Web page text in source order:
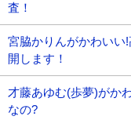
査！
宮脇かりんがかわいい
開します！
才藤あゆむ(歩夢)がか
なの?